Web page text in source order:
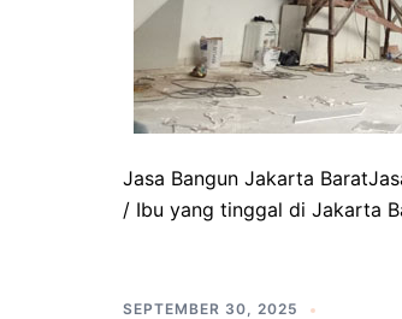
Jasa Bangun Jakarta
/ Ibu yang tinggal di Jakarta
SEPTEMBER 30, 2025